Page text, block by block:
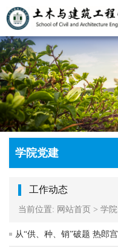
学院党建
工作动态
当前位置: 网站首页 > 学
从“供、种、销”破题 热郎